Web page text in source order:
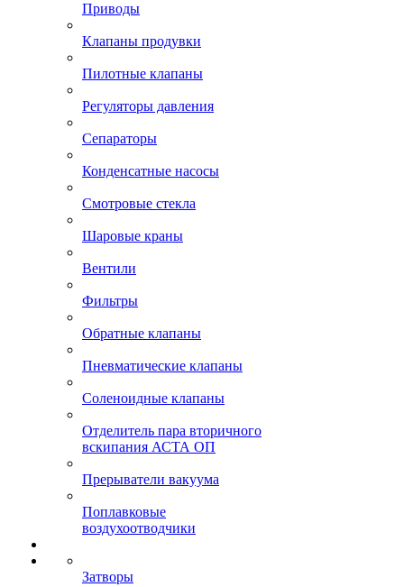
Приводы
Клапаны продувки
Пилотные клапаны
Регуляторы давления
Сепараторы
Конденсатные насосы
Смотровые стекла
Шаровые краны
Вентили
Фильтры
Обратные клапаны
Пневматические клапаны
Соленоидные клапаны
Отделитель пара вторичного
вскипания АСТА ОП
Прерыватели вакуума
Поплавковые
воздухоотводчики
Затворы